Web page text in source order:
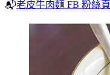
📬老皮牛肉麵 FB 粉絲頁